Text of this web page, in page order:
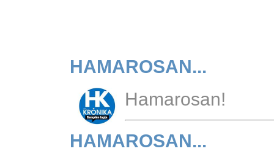
HAMAROSAN...
Hamarosan!
HAMAROSAN...